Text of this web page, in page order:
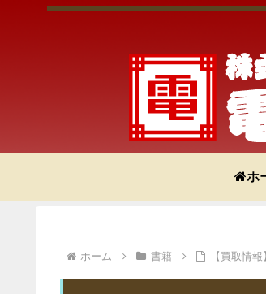
ホ
ホーム 書籍 【買取情